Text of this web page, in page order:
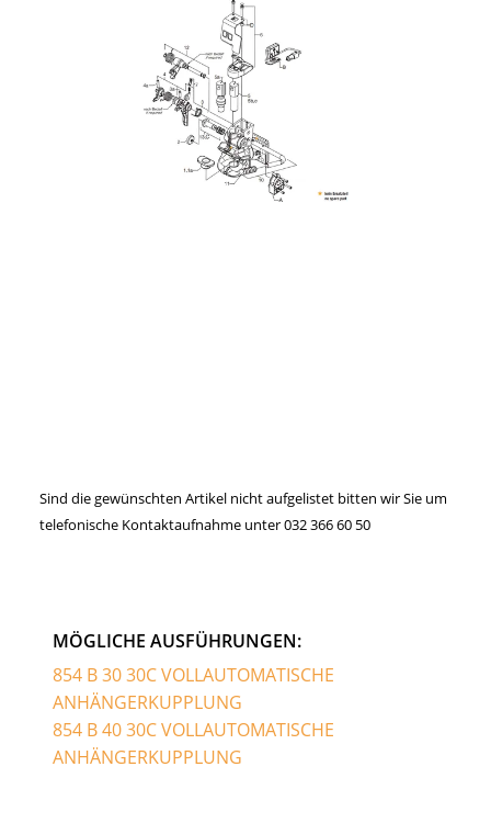
Sind die gewünschten Artikel nicht aufgelistet bitten wir Sie um
telefonische Kontaktaufnahme unter 032 366 60 50
MÖGLICHE AUSFÜHRUNGEN:
854 B 30 30C VOLLAUTOMATISCHE
ANHÄNGERKUPPLUNG
854 B 40 30C VOLLAUTOMATISCHE
ANHÄNGERKUPPLUNG